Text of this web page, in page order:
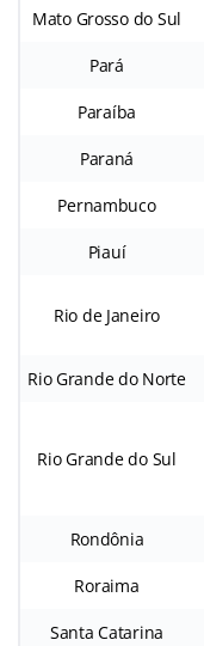
Mato Grosso do Sul
Pará
Paraíba
Paraná
Pernambuco
Piauí
Rio de Janeiro
Rio Grande do Norte
Rio Grande do Sul
Rondônia
Roraima
Santa Catarina